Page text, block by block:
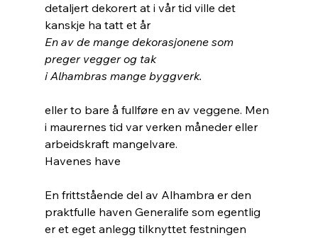
detaljert dekorert at i vår tid ville det
kanskje ha tatt et år
En av de mange dekorasjonene som
preger vegger og tak
i Alhambras mange byggverk.
eller to bare å fullføre en av veggene. Men
i maurernes tid var verken måneder eller
arbeidskraft mangelvare.
Havenes have
En frittstående del av Alhambra er den
praktfulle haven Generalife som egentlig
er et eget anlegg tilknyttet festningen